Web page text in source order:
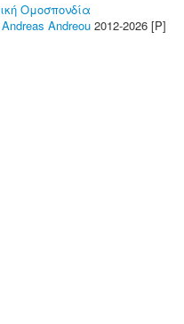
Ομοσπονδία
Andreas Andreou 2012-2026 [P]